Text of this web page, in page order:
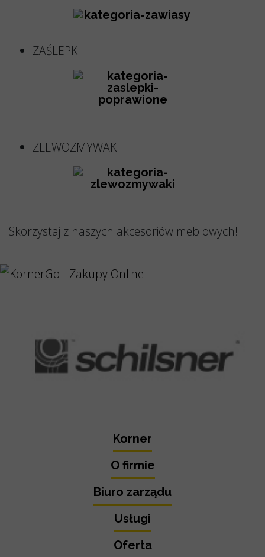
ZAŚLEPKI
ZLEWOZMYWAKI
Skorzystaj z naszych akcesoriów meblowych!
Korner
O firmie
Biuro zarządu
Usługi
Oferta